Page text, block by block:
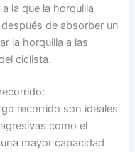
la que la horquilla
de absorber un
la horquilla a las
ciclista.
recorrido son ideales
como el
mayor capacidad